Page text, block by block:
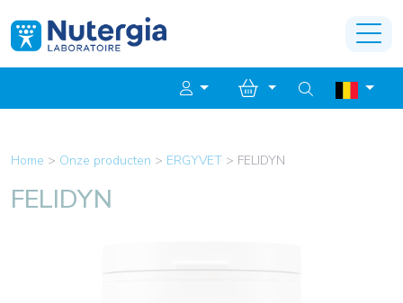
Home > Onze producten > ERGYVET > FELIDYN
FELIDYN